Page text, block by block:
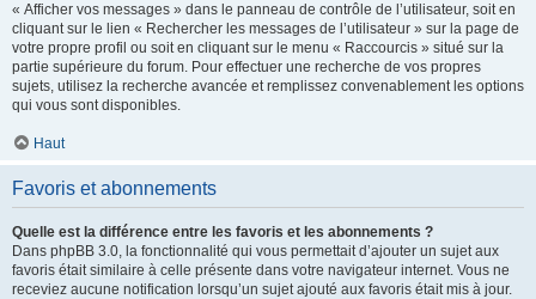
« Afficher vos messages » dans le panneau de contrôle de l’utilisateur, soit en
cliquant sur le lien « Rechercher les messages de l’utilisateur » sur la page de
votre propre profil ou soit en cliquant sur le menu « Raccourcis » situé sur la
partie supérieure du forum. Pour effectuer une recherche de vos propres
sujets, utilisez la recherche avancée et remplissez convenablement les options
qui vous sont disponibles.
Haut
Favoris et abonnements
Quelle est la différence entre les favoris et les abonnements ?
Dans phpBB 3.0, la fonctionnalité qui vous permettait d’ajouter un sujet aux
favoris était similaire à celle présente dans votre navigateur internet. Vous ne
receviez aucune notification lorsqu’un sujet ajouté aux favoris était mis à jour.